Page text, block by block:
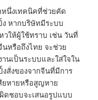
นึ่งเทคนิคที่ช่วยคัด
หากบริษัทมีระบบ
ให้ผู้ใช้ทราบ เช่น วันที่
หรือถึงไทย จะช่วย
นเป็นระบบและใส่ใจใน
สั่งของจากจีนที่มีการ
ยหายหรือสูญหาย
ดชอบจะเสนอรูปแบบ